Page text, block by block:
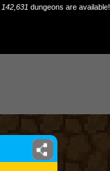
142,631 dungeons are available!